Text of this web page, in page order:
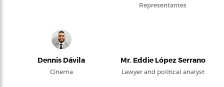
Representantes
Dennis Dávila
Cinema
Mr. Eddie López Serrano
Lawyer and political analyst